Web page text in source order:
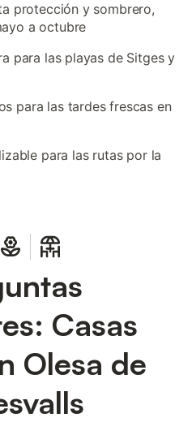
protección y sombrero,
a octubre
para las playas de Sitges y
para las tardes frescas en
para las rutas por la
Casas
Olesa de